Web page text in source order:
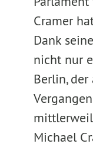
Cramer
Dank
nicht nur
Berlin,
Michael